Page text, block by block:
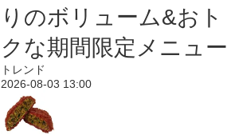
りのボリューム&おト
クな期間限定メニュー
トレンド
2026-08-03 13:00